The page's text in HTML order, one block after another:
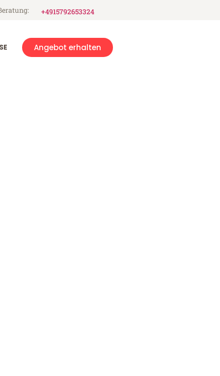
+4915792653324
Angebot erhalten